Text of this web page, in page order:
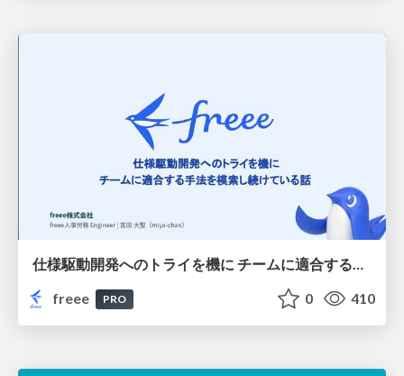
仕様駆動開発へのトライを機に チームに適合する手法を模索し続けている話
freee
PRO 0 410